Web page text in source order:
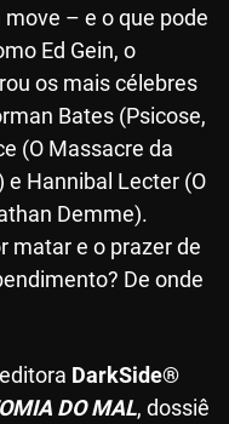
– e o que pode
Ed Gein, o
os mais célebres
Bates (Psicose,
(O Massacre da
e Hannibal Lecter (O
Demme).
matar e o prazer de
De onde
DarkSide®
DO MAL, dossiê